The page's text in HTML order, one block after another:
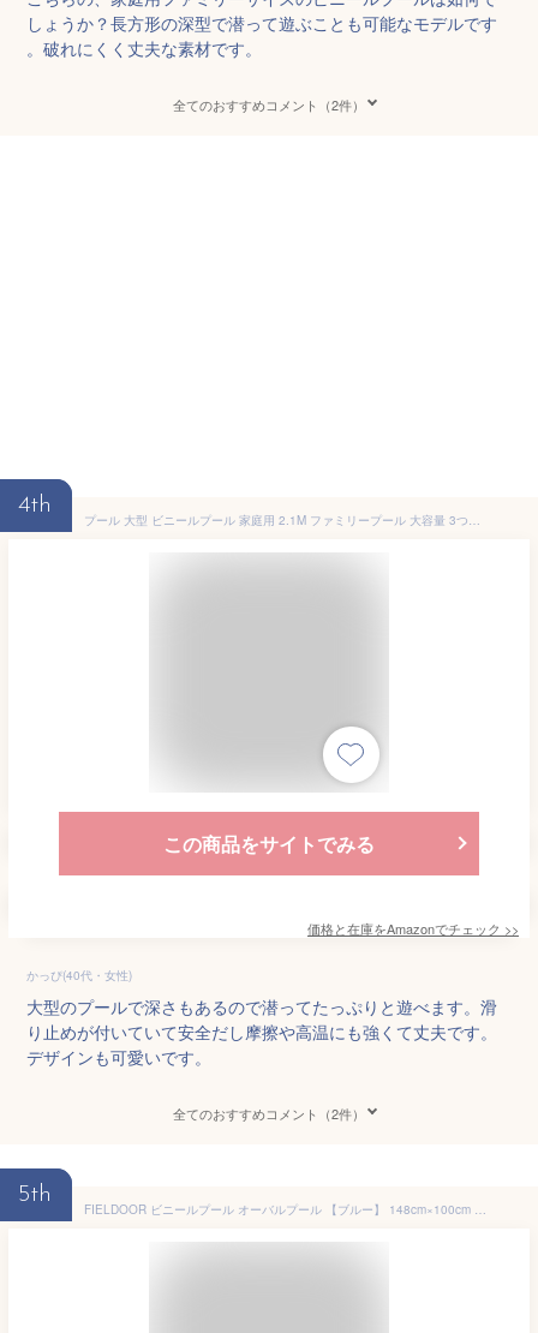
しょうか？長方形の深型で潜って遊ぶことも可能なモデルです
。破れにくく丈夫な素材です。
全てのおすすめコメント（2件）
4th
プール 大型 ビニールプール 家庭用 2.1M ファミリープール 大容量 3つ気室 滑り止め 折り畳み式 耐摩擦 耐高温 水遊び 夏の日 屋外用 暑さ対策
この商品をサイトでみる
価格と在庫をAmazonでチェック >>
かっぴ(40代・女性)
大型のプールで深さもあるので潜ってたっぷりと遊べます。滑
り止めが付いていて安全だし摩擦や高温にも強くて丈夫です。
デザインも可愛いです。
全てのおすすめコメント（2件）
5th
FIELDOOR ビニールプール オーバルプール 【ブルー】 148cm×100cm 家庭用プール ジャンボプール ベランダ